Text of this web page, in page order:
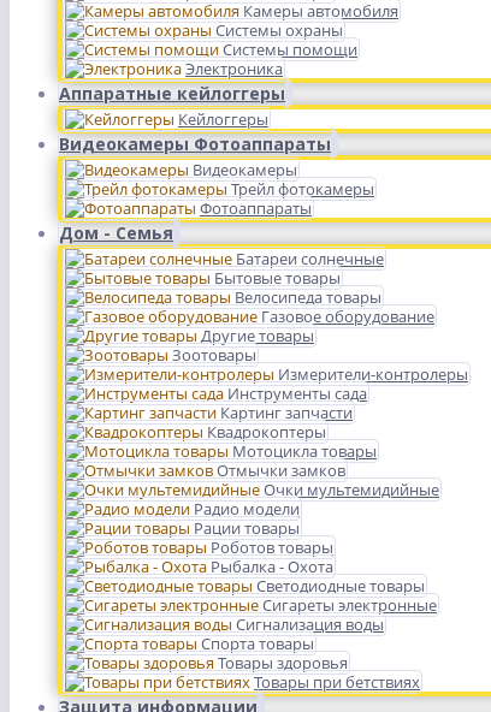
Камеры автомобиля
Системы охраны
Системы помощи
Электроника
Аппаратные кейлоггеры
Кейлоггеры
Видеокамеры Фотоаппараты
Видеокамеры
Трейл фотокамеры
Фотоаппараты
Дом - Семья
Батареи солнечные
Бытовые товары
Велосипеда товары
Газовое оборудование
Другие товары
Зоотовары
Измерители-контролеры
Инструменты сада
Картинг запчасти
Квадрокоптеры
Мотоцикла товары
Отмычки замков
Очки мультемидийные
Радио модели
Рации товары
Роботов товары
Рыбалка - Охота
Светодиодные товары
Сигареты электронные
Сигнализация воды
Спорта товары
Товары здоровья
Товары при бетствиях
Защита информации